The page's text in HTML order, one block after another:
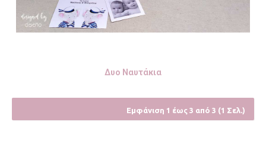
Δυο Ναυτάκια
Εμφάνιση 1 έως 3 από 3 (1 Σελ.)